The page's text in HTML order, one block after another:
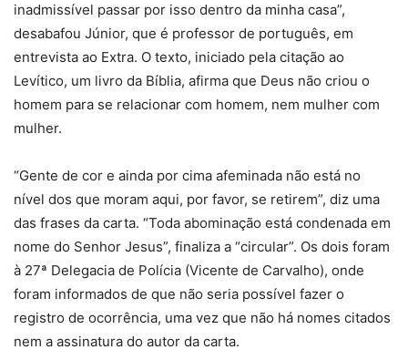
inadmissível passar por isso dentro da minha casa”,
desabafou Júnior, que é professor de português, em
entrevista ao Extra. O texto, iniciado pela citação ao
Levítico, um livro da Bíblia, afirma que Deus não criou o
homem para se relacionar com homem, nem mulher com
mulher.
“Gente de cor e ainda por cima afeminada não está no
nível dos que moram aqui, por favor, se retirem”, diz uma
das frases da carta. “Toda abominação está condenada em
nome do Senhor Jesus”, finaliza a “circular”. Os dois foram
à 27ª Delegacia de Polícia (Vicente de Carvalho), onde
foram informados de que não seria possível fazer o
registro de ocorrência, uma vez que não há nomes citados
nem a assinatura do autor da carta.